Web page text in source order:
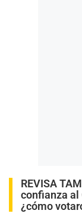
REVISA
confianza al
¿cómo